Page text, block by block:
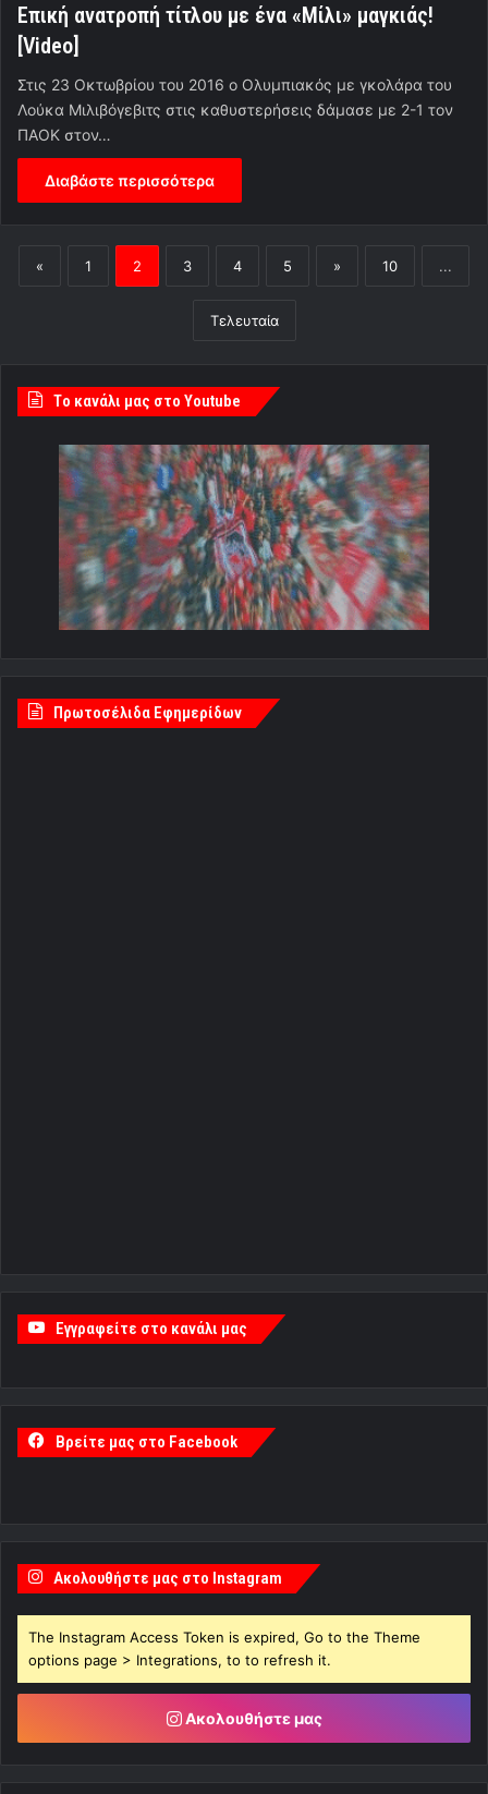
Επική ανατροπή τίτλου με ένα «Μίλι» μαγκιάς!
[Video]
Στις 23 Οκτωβρίου του 2016 ο Ολυμπιακός με γκολάρα του
Λούκα Μιλιβόγεβιτς στις καθυστερήσεις δάμασε με 2-1 τον
ΠΑΟΚ στον…
Διαβάστε περισσότερα
« 1 2 3 4 5 » 10 ...
Τελευταία
Tο κανάλι μας στο Youtube
Πρωτοσέλιδα Εφημερίδων
Εγγραφείτε στο κανάλι μας
Βρείτε μας στο Facebook
Ακολουθήστε μας στο Instagram
The Instagram Access Token is expired, Go to the Theme
options page > Integrations, to to refresh it.
Ακολουθήστε μας